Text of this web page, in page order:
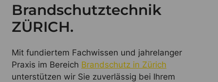
Brandschutztechnik
ZÜRICH.
Mit fundiertem Fachwissen und jahrelanger
Praxis im Bereich Brandschutz in Zürich
unterstützen wir Sie zuverlässig bei Ihrem